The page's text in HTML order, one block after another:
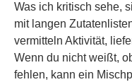
Was ich kritisch sehe,
mit langen
vermitteln Aktivität,
Wenn du nicht weißt,
fehlen, kann ein